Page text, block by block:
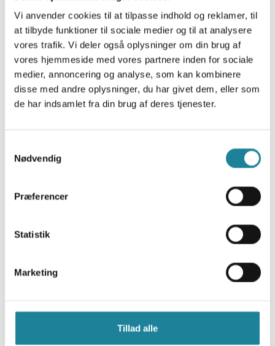
Vi anvender cookies til at tilpasse indhold og reklamer, til
at tilbyde funktioner til sociale medier og til at analysere
vores trafik. Vi deler også oplysninger om din brug af
vores hjemmeside med vores partnere inden for sociale
medier, annoncering og analyse, som kan kombinere
disse med andre oplysninger, du har givet dem, eller som
de har indsamlet fra din brug af deres tjenester.
Nødvendig
Præferencer
Statistik
Marketing
Tillad alle
HubSpot
Zendesk